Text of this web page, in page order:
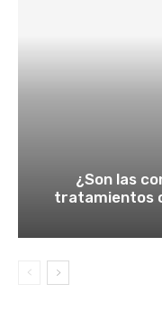
¿Son las
tratamientos